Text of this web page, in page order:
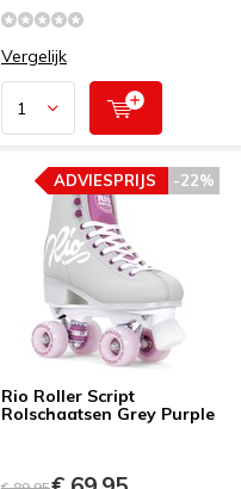
Vergelijk
Rio Roller Script
Rolschaatsen Grey Purple
-22%
ADVIESPRIJS